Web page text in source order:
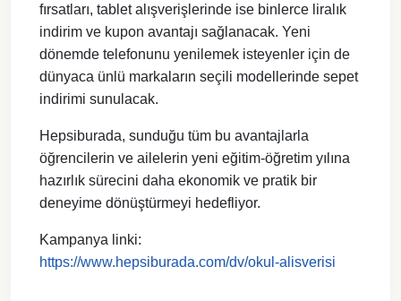
fırsatları, tablet alışverişlerinde ise binlerce liralık
indirim ve kupon avantajı sağlanacak. Yeni
dönemde telefonunu yenilemek isteyenler için de
dünyaca ünlü markaların seçili modellerinde sepet
indirimi sunulacak.
Hepsiburada, sunduğu tüm bu avantajlarla
öğrencilerin ve ailelerin yeni eğitim-öğretim yılına
hazırlık sürecini daha ekonomik ve pratik bir
deneyime dönüştürmeyi hedefliyor.
Kampanya linki:
https://www.hepsiburada.com/dv/okul-alisverisi